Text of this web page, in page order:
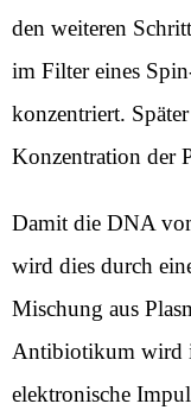
den weiteren
im Filter eines
konzentriert.
Konzentration der
Damit die DNA
wird dies durch
Mischung aus
Antibiotikum wird
elektronische